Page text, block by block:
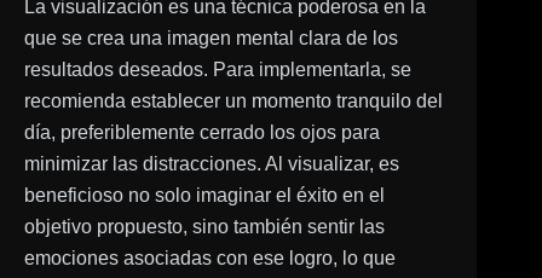
La visualización es una técnica poderosa en la
que se crea una imagen mental clara de los
resultados deseados. Para implementarla, se
recomienda establecer un momento tranquilo del
día, preferiblemente cerrado los ojos para
minimizar las distracciones. Al visualizar, es
beneficioso no solo imaginar el éxito en el
objetivo propuesto, sino también sentir las
emociones asociadas con ese logro, lo que